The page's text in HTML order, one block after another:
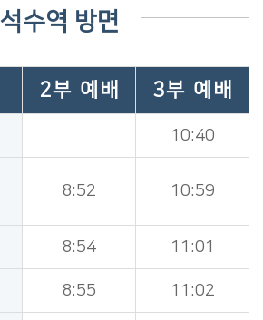
석수역 방면
2부 예배 3부 예배
10:40
8:52 10:59
8:54 11:01
8:55 11:02